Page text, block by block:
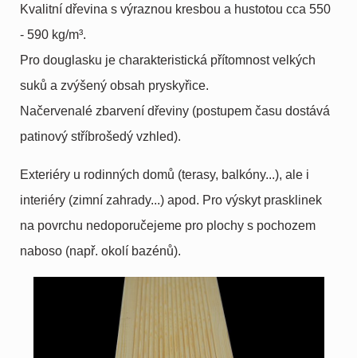
Kvalitní dřevina s výraznou kresbou a hustotou cca 550
- 590 kg/m³.
Pro douglasku je charakteristická přítomnost velkých
suků a zvýšený obsah pryskyřice.
Načervenalé zbarvení dřeviny (postupem času dostává
patinový stříbrošedý vzhled).
Exteriéry u rodinných domů (terasy, balkóny...), ale i
interiéry (zimní zahrady...) apod. Pro výskyt prasklinek
na povrchu nedoporučejeme pro plochy s pochozem
naboso (např. okolí bazénů).